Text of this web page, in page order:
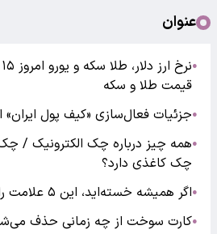
عنوان
●
قیمت طلا و سکه
●جزئیات فعال‌سازی «کیف پول ایران»
●همه چیز درباره چک الکترونیک /
چک کاغذی دارد؟
●اگر همیشه خسته‌اید، این ۵ علامت را جدی بگیرید
●کارت سوخت از چه زمانی حذف